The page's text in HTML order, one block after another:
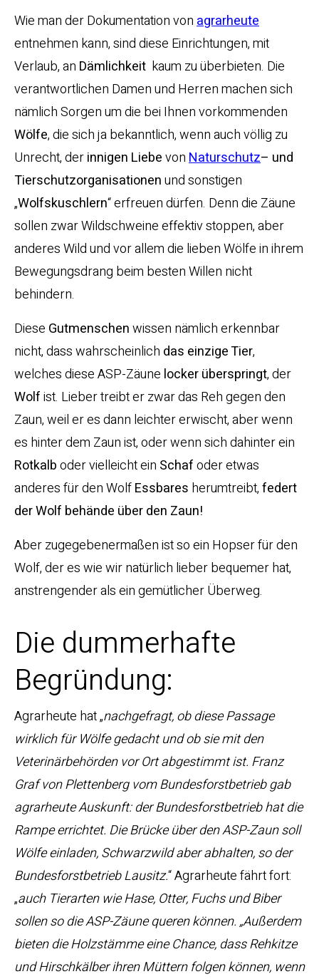
Wie man der Dokumentation vonagrarheute
entnehmen kann, sind diese Einrichtungen, mit
Verlaub, an Dämlichkeit kaum zu überbieten. Die
verantwortlichen Damen und Herren machen sich
nämlich Sorgen um die bei Ihnen vorkommenden
Wölfe, die sich ja bekanntlich, wenn auch völlig zu
Unrecht, derinnigen LiebevonNaturschutz– und
Tierschutzorganisationenund sonstigen
„Wolfskuschlern“ erfreuen dürfen. Denn die Zäune
sollen zwar Wildschweine effektiv stoppen, aber
anderes Wild und vor allem die lieben Wölfe in ihrem
Bewegungsdrang beim besten Willen nicht
behindern.
Diese Gutmenschenwissen nämlich erkennbar
nicht, dass wahrscheinlich das einzige Tier,
welches diese ASP-Zäune lockerüberspringt, der
Wolfist. Lieber treibt er zwar das Reh gegen den
Zaun, weil er es dann leichter erwischt, aber wenn
es hinter dem Zaun ist, oder wenn sich dahinter ein
Rotkalboder vielleicht ein Schafoder etwas
anderes für den WolfEssbares herumtreibt,federt
der Wolf behände über den Zaun!
Aber zugegebenermaßen ist so ein Hopser für den
Wolf, der es wie wir natürlich lieber bequemer hat,
anstrengender als ein gemütlicher Überweg.
Die dummerhafte
Begründung:
Agrarheute hat „nachgefragt, ob diese Passage
wirklich für Wölfe gedacht und ob sie mit den
Veterinärbehörden vor Ort abgestimmt ist. Franz
Graf von Plettenberg vom Bundesforstbetrieb gab
agrarheute Auskunft: der Bundesforstbetrieb hat die
Rampe errichtet. Die Brücke über den ASP-Zaun soll
Wölfe einladen, Schwarzwild aber abhalten, so der
Bundesforstbetrieb Lausitz.“ Agrarheute fährt fort:
„auch Tierarten wie Hase, Otter, Fuchs und Biber
sollen so die ASP-Zäune queren können. „Außerdem
bieten die Holzstämme eine Chance, dass Rehkitze
und Hirschkälber ihren Müttern folgen können, wenn